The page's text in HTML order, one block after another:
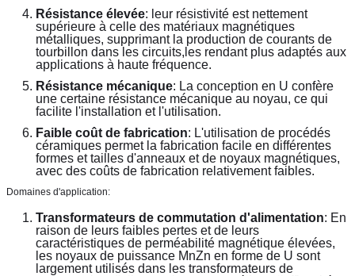
Résistance élevée: leur résistivité est nettement
supérieure à celle des matériaux magnétiques
métalliques, supprimant la production de courants de
tourbillon dans les circuits,les rendant plus adaptés aux
applications à haute fréquence.
Résistance mécanique: La conception en U confère
une certaine résistance mécanique au noyau, ce qui
facilite l'installation et l'utilisation.
Faible coût de fabrication: L'utilisation de procédés
céramiques permet la fabrication facile en différentes
formes et tailles d'anneaux et de noyaux magnétiques,
avec des coûts de fabrication relativement faibles.
Domaines d'application:
Transformateurs de commutation d'alimentation: En
raison de leurs faibles pertes et de leurs
caractéristiques de perméabilité magnétique élevées,
les noyaux de puissance MnZn en forme de U sont
largement utilisés dans les transformateurs de